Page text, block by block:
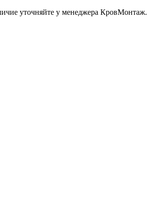
уточняйте у менеджера КровМонтаж.